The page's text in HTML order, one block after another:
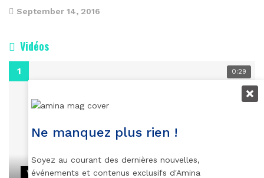
September 14, 2016
Vidéos
0:29
VIDEOS
Ne manquez plus rien !
Soyez au courant des dernières nouvelles,
événements et contenus exclusifs d'Amina